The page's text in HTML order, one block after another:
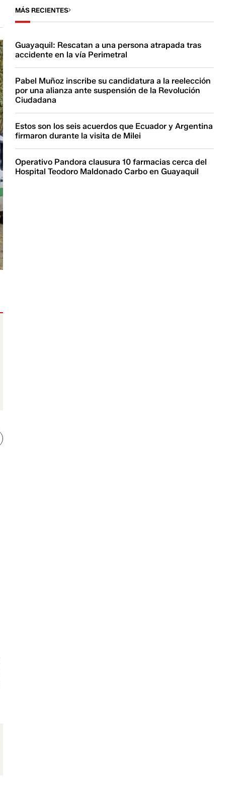
MÁS RECIENTES
Guayaquil: Rescatan a una persona atrapada tras
accidente en la vía Perimetral
Pabel Muñoz inscribe su candidatura a la reelección
por una alianza ante suspensión de la Revolución
Ciudadana
Estos son los seis acuerdos que Ecuador y Argentina
firmaron durante la visita de Milei
Operativo Pandora clausura 10 farmacias cerca del
Hospital Teodoro Maldonado Carbo en Guayaquil